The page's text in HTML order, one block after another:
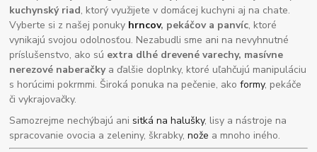
kuchynský riad, ktorý využijete v domácej kuchyni aj na chate.
Vyberte si z našej ponuky hrncov, pekáčov a panvíc, ktoré
vynikajú svojou odolnosťou. Nezabudli sme ani na nevyhnutné
príslušenstvo, ako sú extra dlhé drevené varechy, masívne
nerezové naberačkya ďalšie doplnky, ktoré uľahčujú manipuláciu
s horúcimi pokrmmi. Široká ponuka na pečenie, akoformy, pekáče
či vykrajovačky.
Samozrejme nechýbajú anisitká na halušky, lisy a nástroje na
spracovanie ovocia a zeleniny, škrabky,nože a mnoho iného.